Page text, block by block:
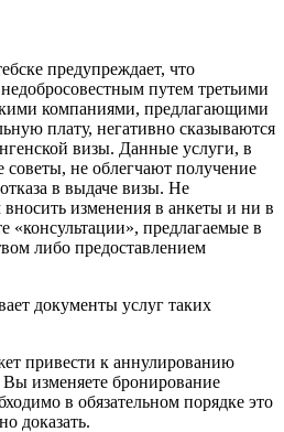
предупреждает, что
путем третьими
компаниями, предлагающими
плату, негативно сказываются
визы. Данные услуги, в
советы, не облегчают получение
в выдаче визы. Не
изменения в анкеты и ни в
«консультации», предлагаемые в
либо предоставлением
документы услуг таких
привести к аннулированию
изменяете бронирование
в обязательном порядке это
доказать.